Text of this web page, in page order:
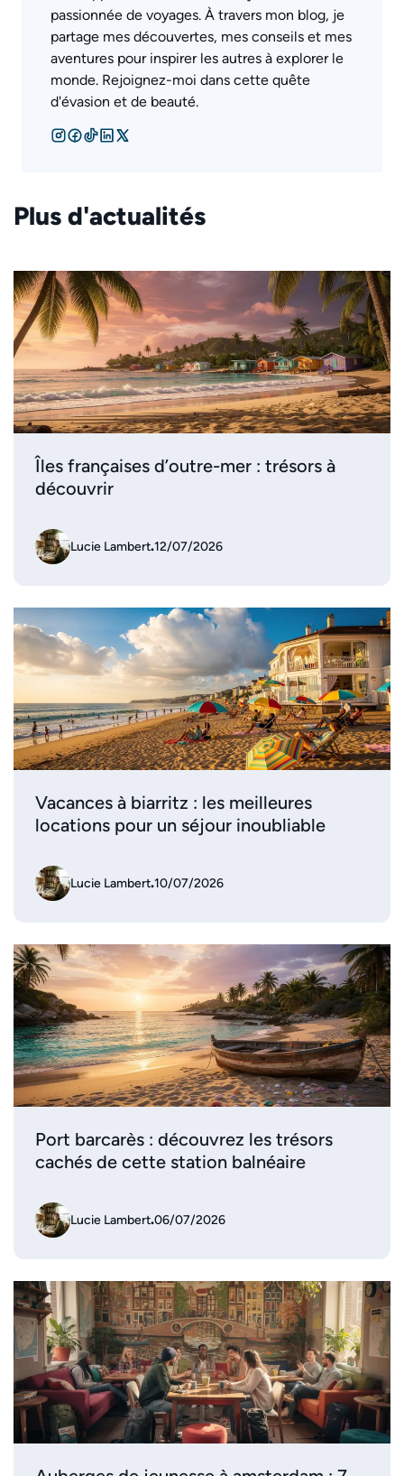
passionnée de voyages. À travers mon blog, je
partage mes découvertes, mes conseils et mes
aventures pour inspirer les autres à explorer le
monde. Rejoignez-moi dans cette quête
d'évasion et de beauté.
Plus d'actualités
Îles françaises d’outre-mer : trésors à
découvrir
Lucie Lambert.12/07/2026
Vacances à biarritz : les meilleures
locations pour un séjour inoubliable
Lucie Lambert.10/07/2026
Port barcarès : découvrez les trésors
cachés de cette station balnéaire
Lucie Lambert.06/07/2026